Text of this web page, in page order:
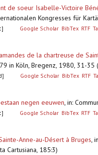
de soeur Isabelle-Victoire
Kongresses für
Google Scholar BibTex RTF
de la chartreuse de
in Köln, Bregenz, 1980, 31-35
Google Scholar BibTex RTF
negen eeuwen, in:
Google Scholar BibTex RTF
Anne-au-Désert à Bruges,
Cartusiana, 185:3)